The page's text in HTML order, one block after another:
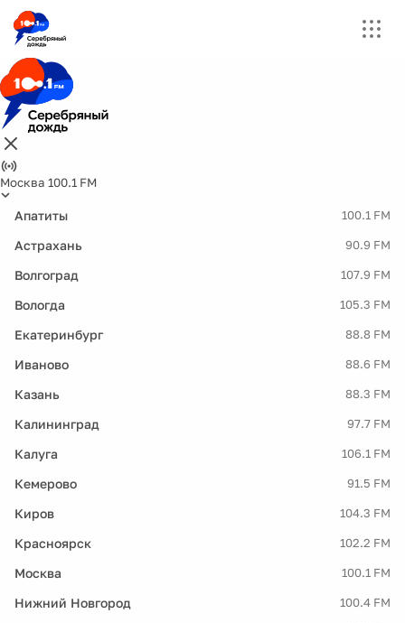
Москва 100.1 FM
Апатиты 100.1 FM
Астрахань 90.9 FM
Волгоград 107.9 FM
Вологда 105.3 FM
Екатеринбург 88.8 FM
Иваново 88.6 FM
Казань 88.3 FM
Калининград 97.7 FM
Калуга 106.1 FM
Кемерово 91.5 FM
Киров 104.3 FM
Красноярск 102.2 FM
Москва 100.1 FM
Нижний Новгород 100.4 FM